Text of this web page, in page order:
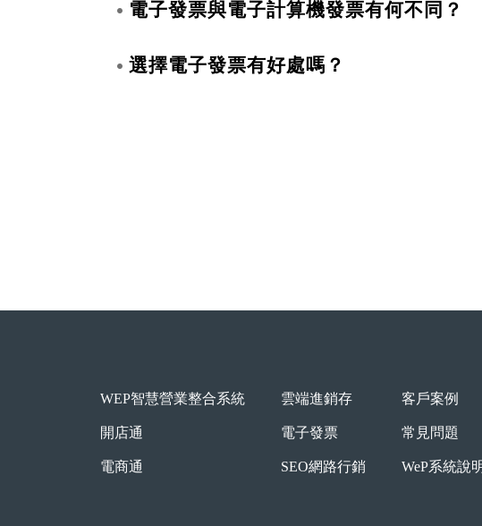
電子發票與電子計算機發票有何不同？
選擇電子發票有好處嗎？
WEP智慧營業整合系統
開店通
電商通
雲端進銷存
電子發票
SEO網路行銷
客戶案例
常見問題
WeP系統說